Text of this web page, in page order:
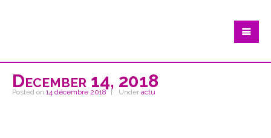
December 14, 2018
Posted on 14 décembre 2018 Under actu